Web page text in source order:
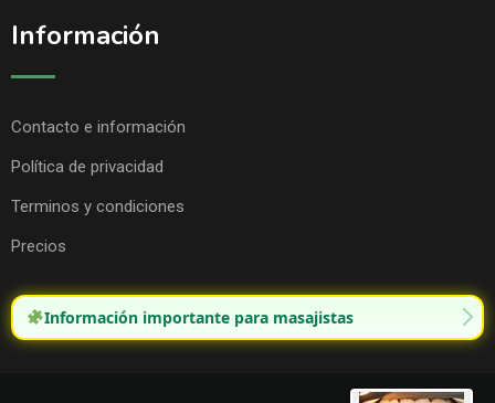
Información
Contacto e información
Política de privacidad
Terminos y condiciones
Precios
Información importante para masajistas